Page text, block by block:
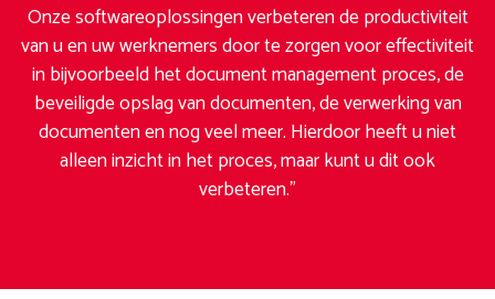
Onze softwareoplossingen verbeteren de productiviteit
van u en uw werknemers door te zorgen voor effectiviteit
in bijvoorbeeld het document management proces, de
beveiligde opslag van documenten, de verwerking van
documenten en nog veel meer. Hierdoor heeft u niet
alleen inzicht in het proces, maar kunt u dit ook
verbeteren.”